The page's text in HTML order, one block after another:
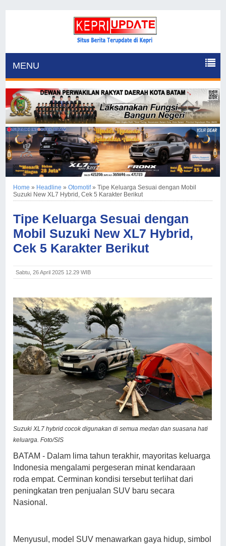
MENU
Home » Headline »Otomotif»Tipe Keluarga Sesuai dengan Mobil
Suzuki New XL7 Hybrid, Cek 5 Karakter Berikut
Tipe Keluarga Sesuai dengan
Mobil Suzuki New XL7 Hybrid,
Cek 5 Karakter Berikut
Sabtu, 26 April 2025 12.29 WIB
Suzuki XL7 hybrid cocok digunakan di semua medan dan suasana hati
keluarga. Foto/SIS
BATAM - Dalam lima tahun terakhir, mayoritas keluarga
Indonesia mengalami pergeseran minat kendaraan
roda empat. Cerminan kondisi tersebut terlihat dari
peningkatan tren penjualan SUV baru secara
Nasional.
Menyusul, model SUV menawarkan gaya hidup, simbol